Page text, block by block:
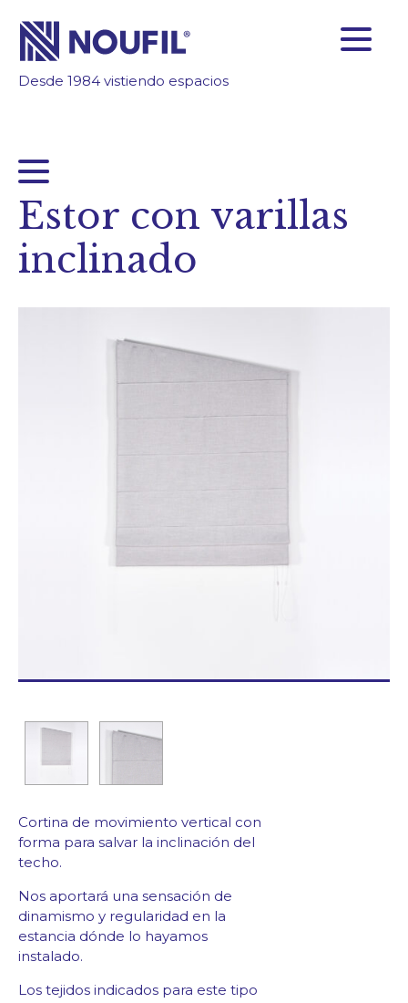
Desde 1984 vistiendo espacios
SOMOS FABRICANTES
TECNOLOGÍA
INSPÍRATE
ÁREA CLIENTES
Empresa
Servicios
Productos
Blog/News
Estor con varillas
inclinado
Cortina de movimiento vertical con
forma para salvar la inclinación del
techo.
Nos aportará una sensación de
dinamismo y regularidad en la
estancia dónde lo hayamos
instalado.
Los tejidos indicados para este tipo